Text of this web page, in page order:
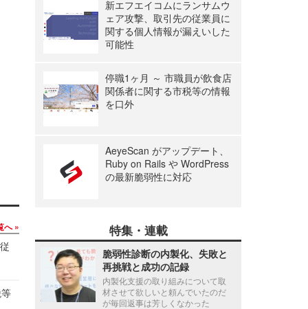
へ
新エフエイコムにランサムウ
ェア攻撃、取引先の従業員に
関する個人情報が漏えいした
可能性
停職1ヶ月 ～ 市職員が飲食店
関係者に関する市税等の情報
を口外
AeyeScan がアップデート、
Ruby on Rails や WordPress
の最新脆弱性に対応
特集・連載
脆弱性診断の内製化、失敗と
再挑戦と成功の記録
内製化支援の取り組みについて取
材させて欲しいと頼んでいたのだ
が毎回返事は芳しくなかった